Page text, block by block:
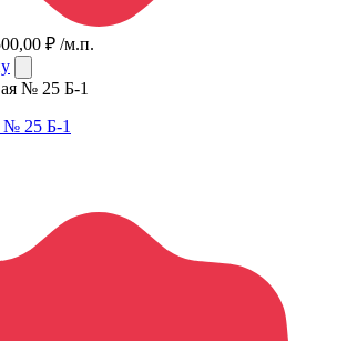
₽ /м.п.
№ 25 Б-1